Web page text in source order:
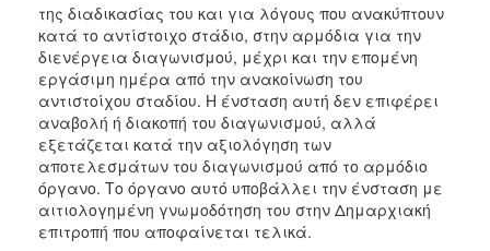
της διαδικασίας του και για λόγους που ανακύπτουν
κατά το αντίστοιχο στάδιο, στην αρμόδια για την
διενέργεια διαγωνισμού, μέχρι και την επομένη
εργάσιμη ημέρα από την ανακοίνωση του
αντιστοίχου σταδίου. Η ένσταση αυτή δεν επιφέρει
αναβολή ή διακοπή του διαγωνισμού, αλλά
εξετάζεται κατά την αξιολόγηση των
αποτελεσμάτων του διαγωνισμού από το αρμόδιο
όργανο. Το όργανο αυτό υποβάλλει την ένσταση με
αιτιολογημένη γνωμοδότηση του στην Δημαρχιακή
επιτροπή που αποφαίνεται τελικά.